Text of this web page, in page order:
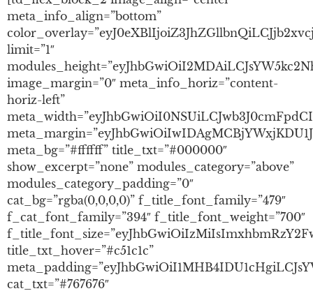
meta_info_align=”bottom”
limit=”1″
image_margin=”0″ meta_info_horiz=”content-
horiz-left”
meta_bg=”#ffffff” title_txt=”#000000″
show_excerpt=”none” modules_category=”above”
modules_category_padding=”0″
cat_bg=”rgba(0,0,0,0)” f_title_font_family=”479″
f_cat_font_family=”394″ f_title_font_weight=”700″
title_txt_hover=”#c51c1c”
cat_txt=”#767676″